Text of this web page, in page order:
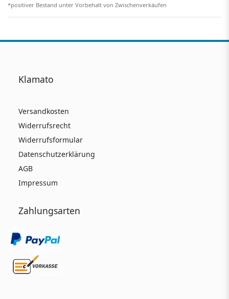
*positiver Bestand unter Vorbehalt von Zwischenverkäufen
Klamato
Versandkosten
Widerrufsrecht
Widerrufsformular
Datenschutzerklärung
AGB
Impressum
Zahlungsarten